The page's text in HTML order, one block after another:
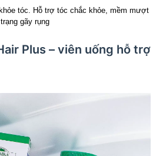
tóc. Hỗ trợ tóc chắc khỏe, mềm mượt
gãy rụng
Plus – viên uống hỗ trợ